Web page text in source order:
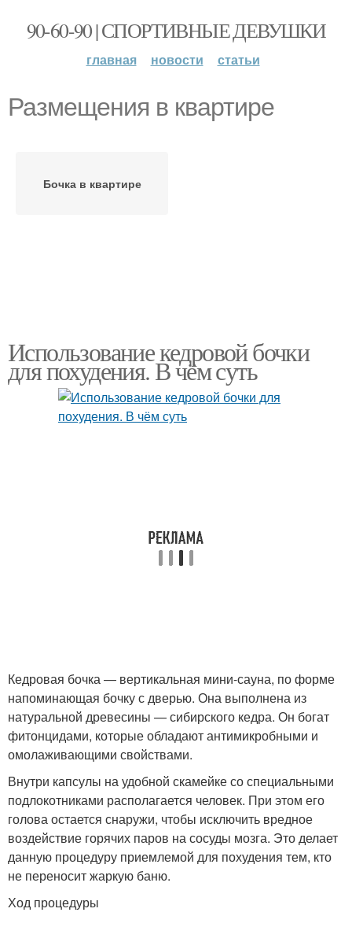
90-60-90 | СПОРТИВНЫЕ ДЕВУШКИ
главная новости статьи
Размещения в квартире
Бочка в квартире
Использование кедровой бочки
для похудения. В чём суть
Кедровая бочка — вертикальная мини-сауна, по форме
напоминающая бочку с дверью. Она выполнена из
натуральной древесины — сибирского кедра. Он богат
фитонцидами, которые обладают антимикробными и
омолаживающими свойствами.
Внутри капсулы на удобной скамейке со специальными
подлокотниками располагается человек. При этом его
голова остается снаружи, чтобы исключить вредное
воздействие горячих паров на сосуды мозга. Это делает
данную процедуру приемлемой для похудения тем, кто
не переносит жаркую баню.
Ход процедуры